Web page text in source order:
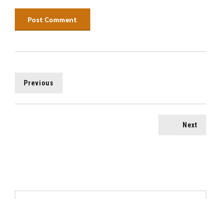
Post Comment
Previous
Next